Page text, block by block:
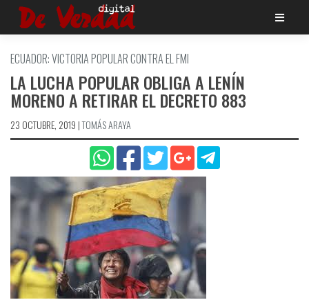
Saltar
ECUADOR: VICTORIA POPULAR CONTRA EL FMI
LA LUCHA POPULAR OBLIGA A LENÍN
MORENO A RETIRAR EL DECRETO 883
23 OCTUBRE, 2019 |TOMÁS ARAYA